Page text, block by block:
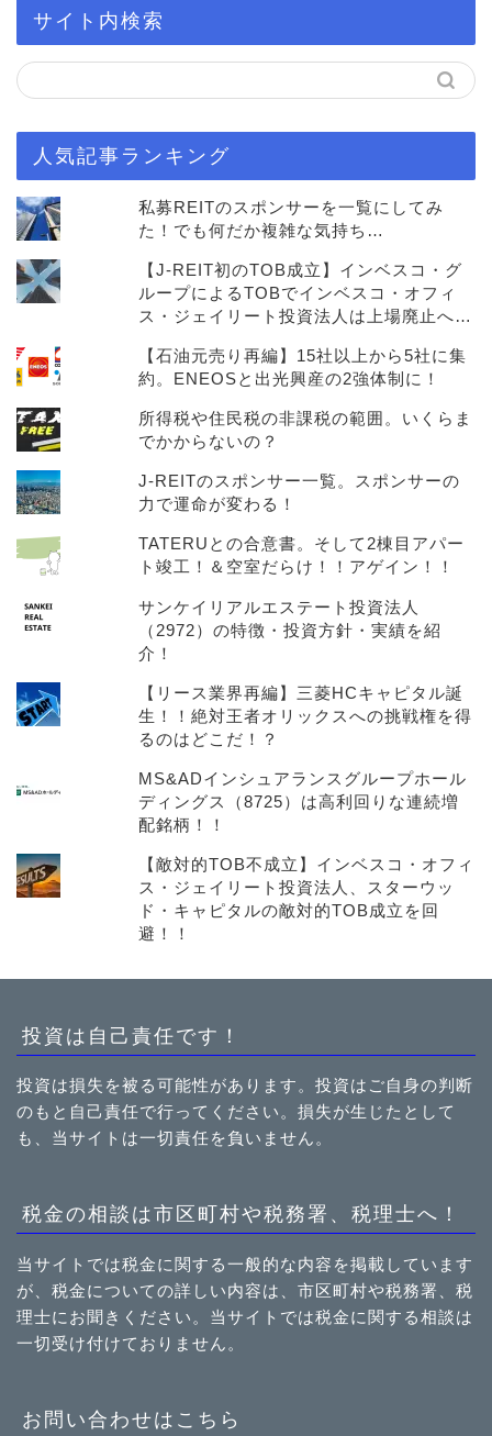
サイト内検索
人気記事ランキング
私募REITのスポンサーを一覧にしてみ
た！でも何だか複雑な気持ち…
【J-REIT初のTOB成立】インベスコ・グ
ループによるTOBでインベスコ・オフィ
ス・ジェイリート投資法人は上場廃止へ…
【石油元売り再編】15社以上から5社に集
約。ENEOSと出光興産の2強体制に！
所得税や住民税の非課税の範囲。いくらま
でかからないの？
J-REITのスポンサー一覧。スポンサーの
力で運命が変わる！
TATERUとの合意書。そして2棟目アパー
ト竣工！＆空室だらけ！！アゲイン！！
サンケイリアルエステート投資法人
（2972）の特徴・投資方針・実績を紹
介！
【リース業界再編】三菱HCキャピタル誕
生！！絶対王者オリックスへの挑戦権を得
るのはどこだ！？
MS&ADインシュアランスグループホール
ディングス（8725）は高利回りな連続増
配銘柄！！
【敵対的TOB不成立】インベスコ・オフィ
ス・ジェイリート投資法人、スターウッ
ド・キャピタルの敵対的TOB成立を回
避！！
投資は自己責任です！
投資は損失を被る可能性があります。投資はご自身の判断
のもと自己責任で行ってください。損失が生じたとして
も、当サイトは一切責任を負いません。
税金の相談は市区町村や税務署、税理士へ！
当サイトでは税金に関する一般的な内容を掲載しています
が、税金についての詳しい内容は、市区町村や税務署、税
理士にお聞きください。当サイトでは税金に関する相談は
一切受け付けておりません。
お問い合わせはこちら